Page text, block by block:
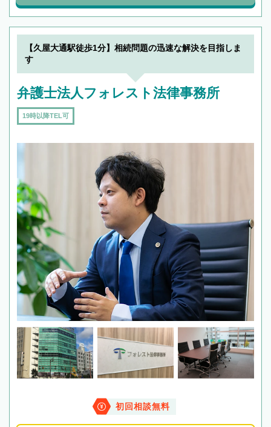
【久屋大通駅徒歩1分】相続問題の迅速な解決を目指しま
す
弁護士法人フォレスト法律事務所
19時以降TEL可
初回相談無料